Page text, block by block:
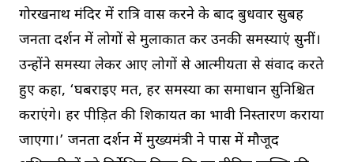
गोरखनाथ मंदिर में रात्रि प्रवास करने के बाद बुधवार सुबह
जनता दर्शन में लोगों से मुलाकात कर उनकी समस्याएं सुनीं।
उन्होंने समस्या लेकर आए लोगों से आत्मीयता से संवाद करते
हुए कहा, ‘घबराइए मत, हर समस्या का समाधान सुनिश्चित
कराएंगे। हर पीड़ित की शिकायत का प्रभावी निस्तारण कराया
जाएगा।’ जनता दर्शन में मुख्यमंत्री ने पास में मौजूद